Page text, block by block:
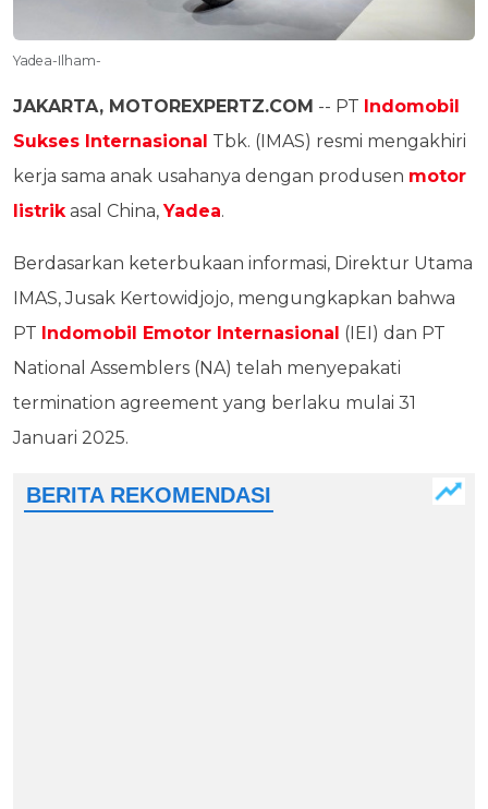
Yadea-Ilham-
JAKARTA, MOTOREXPERTZ.COM -- PT Indomobil
Sukses Internasional Tbk. (IMAS) resmi mengakhiri
kerja sama anak usahanya dengan produsen motor
listrik asal China,Yadea.
Berdasarkan keterbukaan informasi, Direktur Utama
IMAS, Jusak Kertowidjojo, mengungkapkan bahwa
PT Indomobil Emotor Internasional (IEI) dan PT
National Assemblers (NA) telah menyepakati
termination agreement yang berlaku mulai 31
Januari 2025.